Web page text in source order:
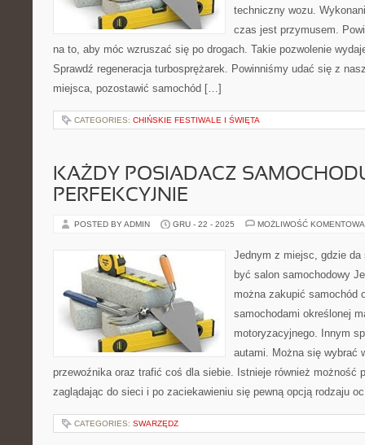
techniczny wozu.
czas jest przymusem.
na to, aby móc wzruszać się po drogach. Takie pozwolenie
Sprawdź regeneracja turbosprężarek. Powinniśmy udać się z
miejsca, pozostawić samochód […]
CATEGORIES: CHIŃSKIE FESTIWALE I ŚWIĘTA
KAŻDY POSIADACZ
PERFEKCYJNIE
POSTED BY ADMIN GRU - 22 - 2025 MOŻLIWOŚĆ
Jednym z miejsc, gdzie
być salon samochodowy
można zakupić samochód
samochodami określonej
motoryzacyjnego. Innym
autami. Można się wybrać
przewoźnika oraz trafić coś dla siebie. Istnieje również możność
zaglądając do sieci i po zaciekawieniu się pewną opcją rodzaju
CATEGORIES: SWARZĘDZ